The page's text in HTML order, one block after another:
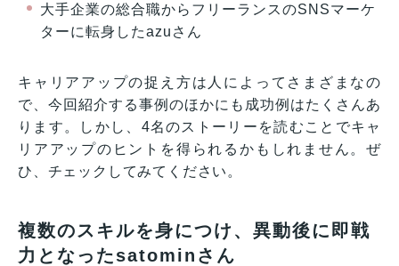
大手企業の総合職からフリーランスのSNSマーケ
ターに転身したazuさん
キャリアアップの捉え方は人によってさまざまなの
で、今回紹介する事例のほかにも成功例はたくさんあ
ります。しかし、4名のストーリーを読むことでキャ
リアアップのヒントを得られるかもしれません。ぜ
ひ、チェックしてみてください。
複数のスキルを身につけ、異動後に即戦
力となったsatominさん